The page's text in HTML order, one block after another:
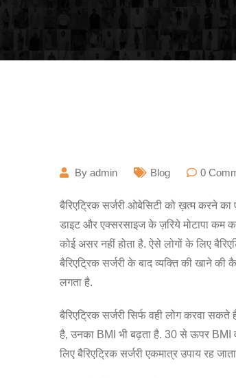
By admin Blog 0
बैरिएट्रिक सर्जरी ओबेसिटी को ख़त्म करने
डाइट और एक्सरसाइज के ज़रिये मोटापा कम
कोई असर नहीं होता है. ऐसे लोगों के लिए
बैरिएट्रिक सर्जरी के बाद व्यक्ति की खाने
लगता है.
बैरिएट्रिक सर्जरी सिर्फ वही लोग करवा
है, उनका BMI भी बढ़ता है. 30 से ऊपर BMI
लिए बैरिएट्रिक सर्जरी एकमात्र उपाय रह